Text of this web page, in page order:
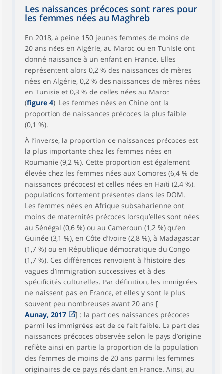
Les naissances précoces sont rares pour
les femmes nées au Maghreb
En 2018, à peine 150 jeunes femmes de moins de
20 ans nées en Algérie, au Maroc ou en Tunisie ont
donné naissance à un enfant en France. Elles
représentent alors 0,2 % des naissances de mères
nées en Algérie, 0,2 % des naissances de mères nées
en Tunisie et 0,3 % de celles nées au Maroc
(figure 4). Les femmes nées en Chine ont la
proportion de naissances précoces la plus faible
(0,1 %).
À l’inverse, la proportion de naissances précoces est
la plus importante chez les femmes nées en
Roumanie (9,2 %). Cette proportion est également
élevée chez les femmes nées aux Comores (6,4 % de
naissances précoces) et celles nées en Haïti (2,4 %),
populations fortement présentes dans les DOM.
Les femmes nées en Afrique subsaharienne ont
moins de maternités précoces lorsqu’elles sont nées
au Sénégal (0,6 %) ou au Cameroun (1,2 %) qu’en
Guinée (3,1 %), en Côte d’Ivoire (2,8 %), à Madagascar
(1,7 %) ou en République démocratique du Congo
(1,7 %). Ces différences renvoient à l’histoire des
vagues d’immigration successives et à des
spécificités culturelles. Par définition, les immigrées
ne naissent pas en France, et elles y sont le plus
souvent peu nombreuses avant 20 ans [
Aunay, 2017
] : la part des naissances précoces
parmi les immigrées est de ce fait faible. La part des
naissances précoces observée selon le pays d’origine
reflète ainsi en partie la proportion de la population
des femmes de moins de 20 ans parmi les femmes
originaires de ce pays résidant en France. Ainsi, au